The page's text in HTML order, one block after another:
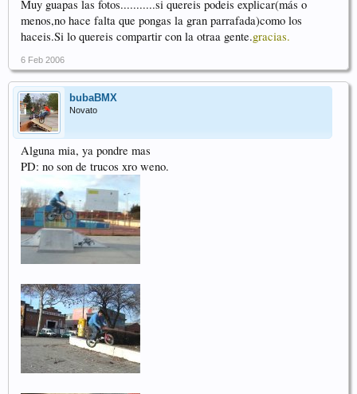
Muy guapas las fotos...........si quereis podeis explicar(más o
menos,no hace falta que pongas la gran parrafada)como los
haceis.Si lo quereis compartir con la otraa gente.gracias.
6 Feb 2006
bubaBMX
Novato
Alguna mia, ya pondre mas
PD: no son de trucos xro weno.